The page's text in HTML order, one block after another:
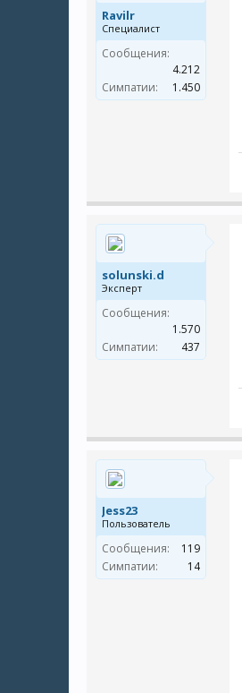
Ravilr
Специалист
Сообщения:
4.212
Симпатии:
1.450
solunski.d
Эксперт
Сообщения:
1.570
Симпатии:
437
Jess23
Пользователь
Сообщения:
119
Симпатии:
14